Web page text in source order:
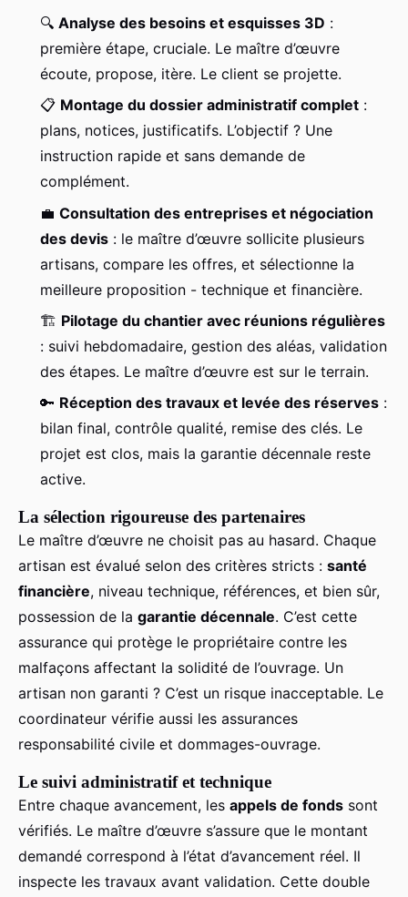
🔍 Analyse des besoins et esquisses 3D :
première étape, cruciale. Le maître d’œuvre
écoute, propose, itère. Le client se projette.
📋 Montage du dossier administratif complet :
plans, notices, justificatifs. L’objectif ? Une
instruction rapide et sans demande de
complément.
💼 Consultation des entreprises et négociation
des devis : le maître d’œuvre sollicite plusieurs
artisans, compare les offres, et sélectionne la
meilleure proposition - technique et financière.
🏗️ Pilotage du chantier avec réunions régulières
: suivi hebdomadaire, gestion des aléas, validation
des étapes. Le maître d’œuvre est sur le terrain.
🔑 Réception des travaux et levée des réserves :
bilan final, contrôle qualité, remise des clés. Le
projet est clos, mais la garantie décennale reste
active.
La sélection rigoureuse des partenaires
Le maître d’œuvre ne choisit pas au hasard. Chaque
artisan est évalué selon des critères stricts : santé
financière, niveau technique, références, et bien sûr,
possession de la garantie décennale. C’est cette
assurance qui protège le propriétaire contre les
malfaçons affectant la solidité de l’ouvrage. Un
artisan non garanti ? C’est un risque inacceptable. Le
coordinateur vérifie aussi les assurances
responsabilité civile et dommages-ouvrage.
Le suivi administratif et technique
Entre chaque avancement, les appels de fonds sont
vérifiés. Le maître d’œuvre s’assure que le montant
demandé correspond à l’état d’avancement réel. Il
inspecte les travaux avant validation. Cette double